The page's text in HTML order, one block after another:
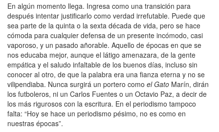
En algún momento llega. Ingresa como una transición para
después intentar justificarlo como verdad irrefutable. Puede que
sea parte de la quinta o la sexta década de vida, pero se hace
cómoda para cualquier defensa de un presente incómodo, casi
vaporoso, y un pasado añorable. Aquello de épocas en que se
nos educaba mejor, aunque el látigo amenazara, de la gente
empática y el saludo infaltable de los buenos días, incluso sin
conocer al otro, de que la palabra era una fianza eterna y no se
vilipendiaba. Nunca surgirá un portero como el Gato Marín, dirán
los futboleros, ni un Carlos Fuentes o un Octavio Paz, a decir de
los más rigurosos con la escritura. En el periodismo tampoco
falta: “Hoy se hace un periodismo pésimo, no es como en
nuestras épocas”.